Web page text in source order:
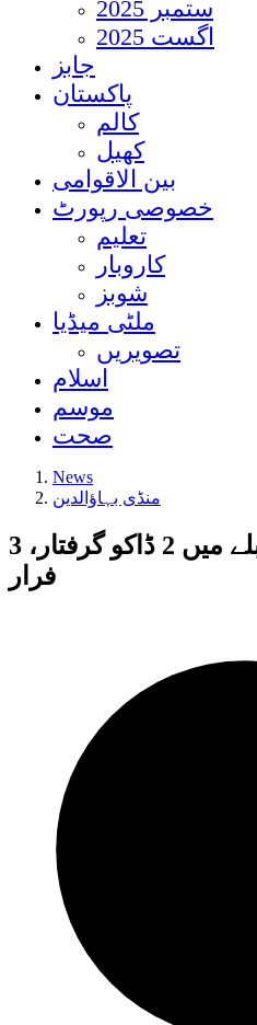
ستمبر 2025
اگست 2025
جابز
پاکستان
کالم
کھیل
بین الاقوامی
خصوصی رپورٹ
تعلیم
کاروبار
شوبز
ملٹی میڈیا
تصویریں
اسلام
موسم
صحت
News
منڈی بہاؤالدین
پھالیہ پولیس مقابلے میں 2 ڈاکو گرفتار، 3
فرار